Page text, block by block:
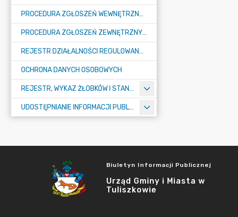
PROCEDURA ZGŁOSZEŃ WEWNĘTRZNYCH W URZĘDZIE GMINY I MIASTA W TULISZKOWIE
PROCEDURA ZGŁOSZEŃ ZEWNĘTRZNYCH
REJESTR DZIAŁALNOŚCI REGULOWANEJ
OCHRONA DANYCH OSOBOWYCH
REJESTR, WYKAZ ŻŁOBKÓW I STANDARDY OPIEKI NAD DZIEĆMI W WIEKU DO LAT 3
UDOSTĘPNIANIE INFORMACJI PUBLICZNEJ
Biuletyn Informacji Publicznej
Urząd Gminy i Miasta w
Tuliszkowie